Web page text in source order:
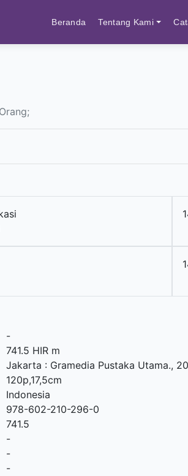
Beranda Tentang Kami
-
741.5 HIR m
Jakarta : Gramedia Pustaka Utama.,
120p,17,5cm
Indonesia
978-602-210-296-0
741.5
-
-
-